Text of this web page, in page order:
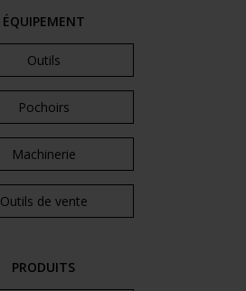
ÉQUIPEMENT
Outils
Pochoirs
Machinerie
Outils de vente
PRODUITS